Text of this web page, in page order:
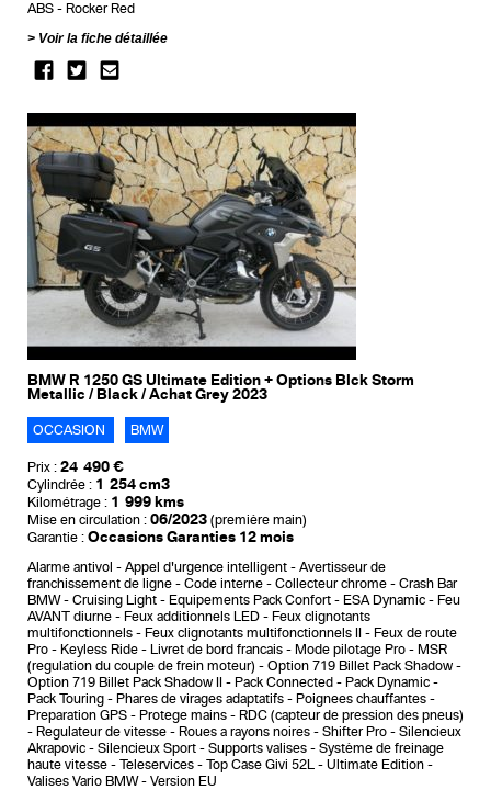
ABS
Rocker Red
Voir la fiche détaillée
BMW R 1250 GS Ultimate Edition + Options Blck Storm
Metallic / Black / Achat Grey 2023
OCCASION BMW
Prix : 24 490 €
Cylindrée : 1 254 cm3
Kilométrage : 1 999 kms
Mise en circulation : 06/2023 (première main)
Garantie : Occasions Garanties 12 mois
Alarme antivol Appel d'urgence intelligent
Avertisseur de
franchissement de ligne
Code interne Collecteur chrome
Crash Bar
BMW
Cruising Light Equipements Pack Confort ESA Dynamic
Feu
AVANT diurne
Feux additionnels LED
Feux clignotants
multifonctionnels
Feux clignotants multifonctionnels II
Feux de route
Pro
Keyless Ride Livret de bord francais Mode pilotage Pro
MSR
(regulation du couple de frein moteur)
Option 719 Billet Pack Shadow
Option 719 Billet Pack Shadow II
Pack Connected
Pack Dynamic
Pack Touring
Phares de virages adaptatifs
Poignees chauffantes
Preparation GPS
Protege mains
RDC (capteur de pression des pneus)
Regulateur de vitesse
Roues a rayons noires Shifter Pro
Silencieux
Akrapovic
Silencieux Sport Supports valises
Système de freinage
haute vitesse
Teleservices Top Case Givi 52L
Ultimate Edition
Valises Vario BMW
Version EU